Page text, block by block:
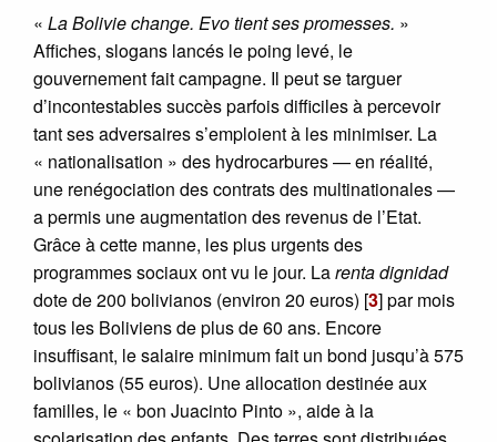
« La Bolivie change. Evo tient ses promesses. »
Affiches, slogans lancés le poing levé, le
gouvernement fait campagne. Il peut se targuer
d’incontestables succès parfois difficiles à percevoir
tant ses adversaires s’emploient à les minimiser. La
« nationalisation » des hydrocarbures — en réalité,
une renégociation des contrats des multinationales —
a permis une augmentation des revenus de l’Etat.
Grâce à cette manne, les plus urgents des
programmes sociaux ont vu le jour. Larenta dignidad
dote de 200 bolivianos (environ 20 euros) [3]par mois
tous les Boliviens de plus de 60 ans. Encore
insuffisant, le salaire minimum fait un bond jusqu’à 575
bolivianos (55 euros). Une allocation destinée aux
familles, le « bon Juacinto Pinto », aide à la